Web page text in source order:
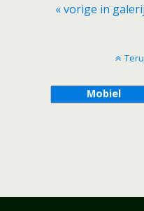
« vorige in galerij
Mobiel